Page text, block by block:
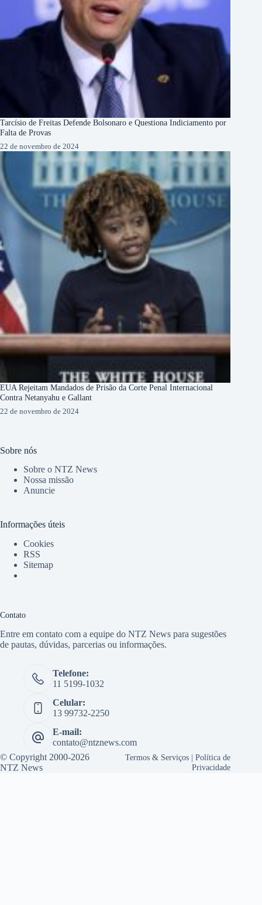
Tarcísio de Freitas Defende Bolsonaro e Questiona Indiciamento por
Falta de Provas
22 de novembro de 2024
EUA Rejeitam Mandados de Prisão da Corte Penal Internacional
Contra Netanyahu e Gallant
22 de novembro de 2024
Sobre nós
Sobre o NTZ News
Nossa missão
Anuncie
Informações úteis
Cookies
RSS
Sitemap
Contato
Entre em contato com a equipe do NTZ News para sugestões
de pautas, dúvidas, parcerias ou informações.
Telefone:
11 5199-1032
Celular:
13 99732-2250
E-mail:
contato@ntznews.com
© Copyright 2000-2026
NTZ News
Termos & Serviços |Política de
Privacidade